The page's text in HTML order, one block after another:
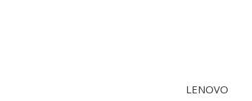
LENOVO